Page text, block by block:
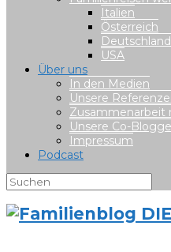
Italien
Österreich
Deutschland
USA
Über uns
In den Medien
Unsere
Zusammenarbeit
Unsere Co-
Impressum
Podcast